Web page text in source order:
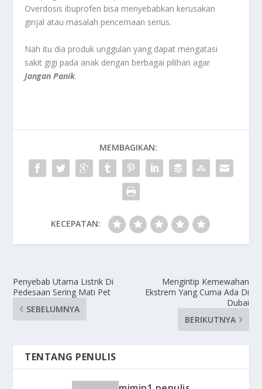
Overdosis ibuprofen bisa menyebabkan kerusakan
ginjal atau masalah pencernaan serius.
Nah itu dia produk unggulan yang dapat mengatasi
sakit gigi pada anak dengan berbagai pilihan agar
Jangan Panik.
MEMBAGIKAN:
KECEPATAN:
Penyebab Utama Listrik Di
Pedesaan Sering Mati Pet
SEBELUMNYA
Mengintip Kemewahan
Ekstrem Yang Cuma Ada Di
Dubai
BERIKUTNYA
TENTANG PENULIS